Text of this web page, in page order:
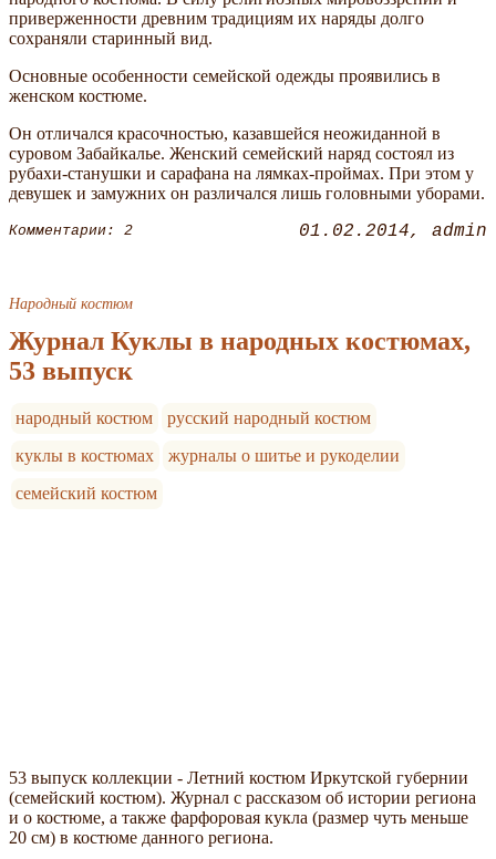
приверженности древним традициям их наряды долго
сохраняли старинный вид.
Основные особенности семейской одежды проявились в
женском костюме.
Он отличался красочностью, казавшейся неожиданной в
суровом Забайкалье. Женский семейский наряд состоял из
рубахи-станушки и сарафана на лямках-проймах. При этом у
девушек и замужних он различался лишь головными уборами.
Комментарии: 2 01.02.2014 admin
Народный костюм
Журнал Куклы в народных костюмах,
53 выпуск
народный костюм
русский народный костюм
куклы в костюмах
журналы о шитье и рукоделии
семейский костюм
53 выпуск коллекции - Летний костюм Иркутской губернии
(семейский костюм). Журнал с рассказом об истории региона
и о костюме, а также фарфоровая кукла (размер чуть меньше
20 см) в костюме данного региона.